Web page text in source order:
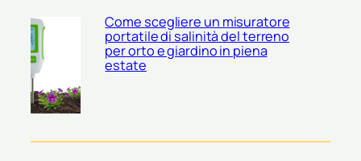
Come scegliere un misuratore
portatile di salinità del terreno
per orto e giardino in piena
estate